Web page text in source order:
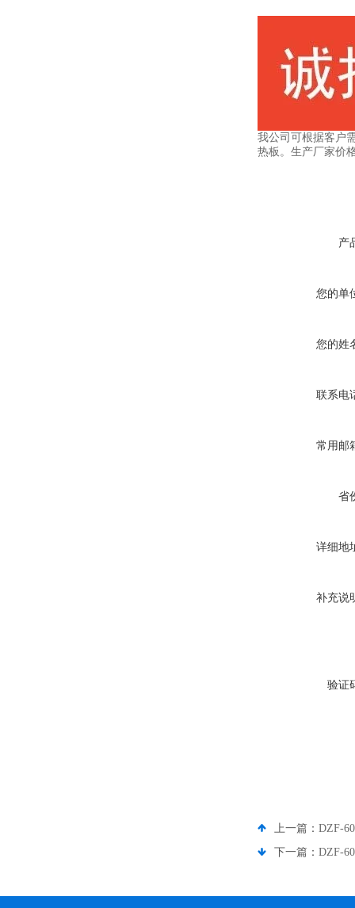
我公司可根据客户
热板。生产厂家价
产
您的单
您的姓
联系电
常用邮
省
详细地
补充说
验证
上一篇： DZF-
下一篇： DZF-